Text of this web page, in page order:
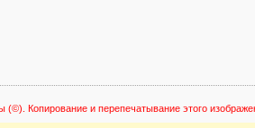
(©). Копирование и перепечатывание этого